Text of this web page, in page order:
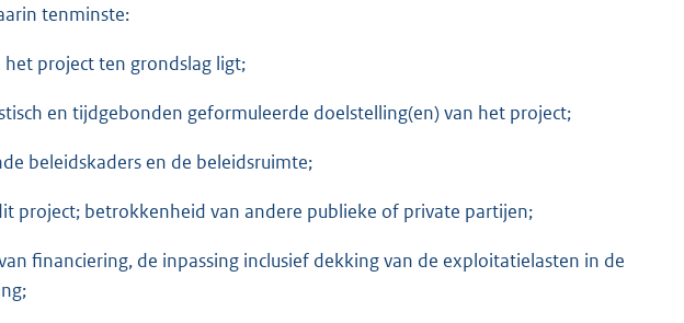
tenminste:
project ten grondslag ligt;
en tijdgebonden geformuleerde doelstelling(en) van het project;
beleidskaders en de beleidsruimte;
project; betrokkenheid van andere publieke of private partijen;
financiering, de inpassing inclusief dekking van de exploitatielasten in de